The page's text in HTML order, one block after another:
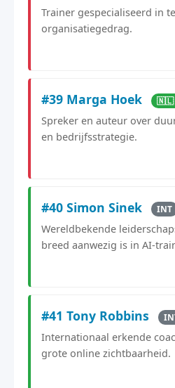
Trainer gespecialiseerd in
organisatiegedrag.
#39 Marga Hoek 🇳🇱
Spreker en auteur over
en bedrijfsstrategie.
#40 Simon Sinek INT
Wereldbekende
breed aanwezig is in AI-
#41 Tony Robbins
Internationaal erkende
grote online zichtbaarheid.